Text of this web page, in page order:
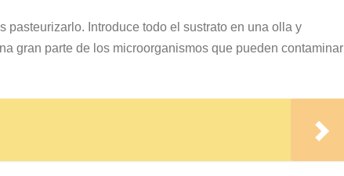
pasteurizarlo. Introduce todo el sustrato en una olla y
gran parte de los microorganismos que pueden contaminar